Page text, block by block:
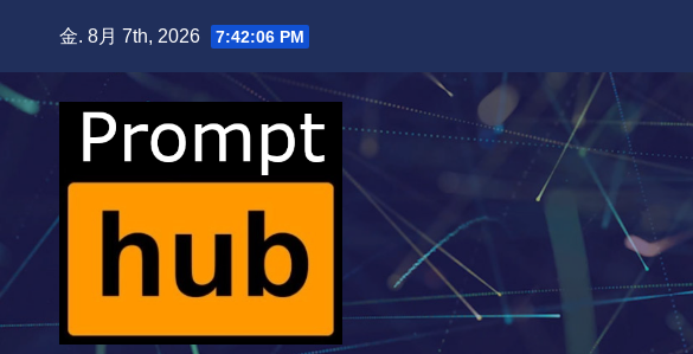
content
金. 8月 7th, 2026 7:42:07 PM